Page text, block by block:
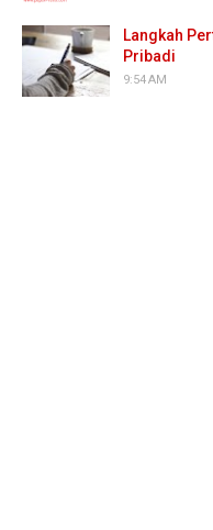
Langkah
Pribadi
9:54 AM